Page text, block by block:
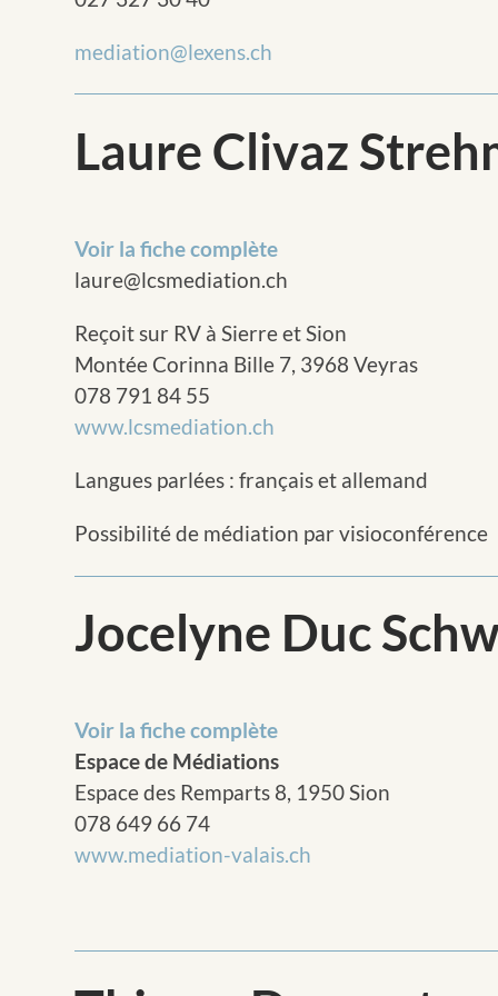
mediation@lexens.ch
Laure Clivaz
Voir la fiche complète
laure@lcsmediation.ch
Reçoit sur RV à Sierre et Sion
Montée Corinna Bille 7, 3968 Veyras
078 791 84 55
www.lcsmediation.ch
Langues parlées : français et allemand
Possibilité de médiation par visioconférence
Jocelyne Duc
Voir la fiche complète
Espace de Médiations
Espace des Remparts 8, 1950 Sion
078 649 66 74
www.mediation-valais.ch